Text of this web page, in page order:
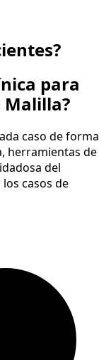
para
caso de forma
herramientas de
del
casos de